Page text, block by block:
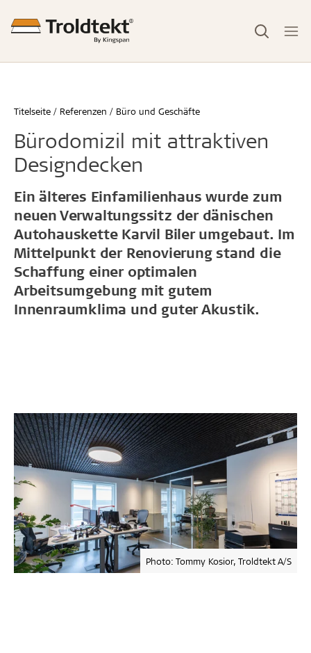
Titelseite Referenzen Büro und Geschäfte
Bürodomizil mit attraktiven
Designdecken
Ein älteres Einfamilienhaus wurde zum
neuen Verwaltungssitz der dänischen
Autohauskette Karvil Biler umgebaut. Im
Mittelpunkt der Renovierung stand die
Schaffung einer optimalen
Arbeitsumgebung mit gutem
Innenraumklima und guter Akustik.
Photo: Tommy Kosior, Troldtekt A/S